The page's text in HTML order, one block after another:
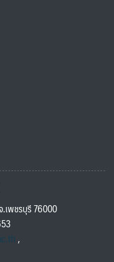
เพชรบุรี 76000
,